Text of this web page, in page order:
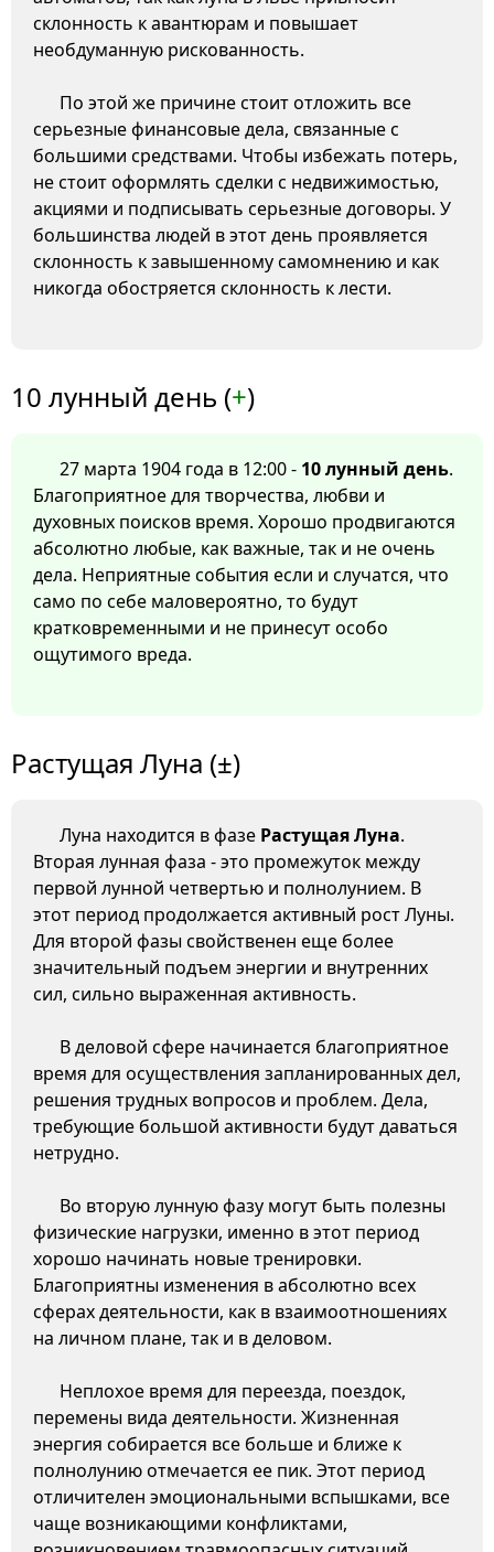
склонность к авантюрам и повышает
необдуманную рискованность.
По этой же причине стоит отложить все
серьезные финансовые дела, связанные с
большими средствами. Чтобы избежать потерь,
не стоит оформлять сделки с недвижимостью,
акциями и подписывать серьезные договоры. У
большинства людей в этот день проявляется
склонность к завышенному самомнению и как
никогда обостряется склонность к лести.
10 лунный день (+)
27 марта 1904 года в 12:00 - 10 лунный день.
Благоприятное для творчества, любви и
духовных поисков время. Хорошо продвигаются
абсолютно любые, как важные, так и не очень
дела. Неприятные события если и случатся, что
само по себе маловероятно, то будут
кратковременными и не принесут особо
ощутимого вреда.
Растущая Луна (±)
Луна находится в фазе Растущая Луна.
Вторая лунная фаза - это промежуток между
первой лунной четвертью и полнолунием. В
этот период продолжается активный рост Луны.
Для второй фазы свойственен еще более
значительный подъем энергии и внутренних
сил, сильно выраженная активность.
В деловой сфере начинается благоприятное
время для осуществления запланированных дел,
решения трудных вопросов и проблем. Дела,
требующие большой активности будут даваться
нетрудно.
Во вторую лунную фазу могут быть полезны
физические нагрузки, именно в этот период
хорошо начинать новые тренировки.
Благоприятны изменения в абсолютно всех
сферах деятельности, как в взаимоотношениях
на личном плане, так и в деловом.
Неплохое время для переезда, поездок,
перемены вида деятельности. Жизненная
энергия собирается все больше и ближе к
полнолунию отмечается ее пик. Этот период
отличителен эмоциональными вспышками, все
чаще возникающими конфликтами,